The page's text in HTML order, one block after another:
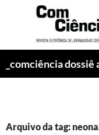
_comciência
Arquivo da tag: